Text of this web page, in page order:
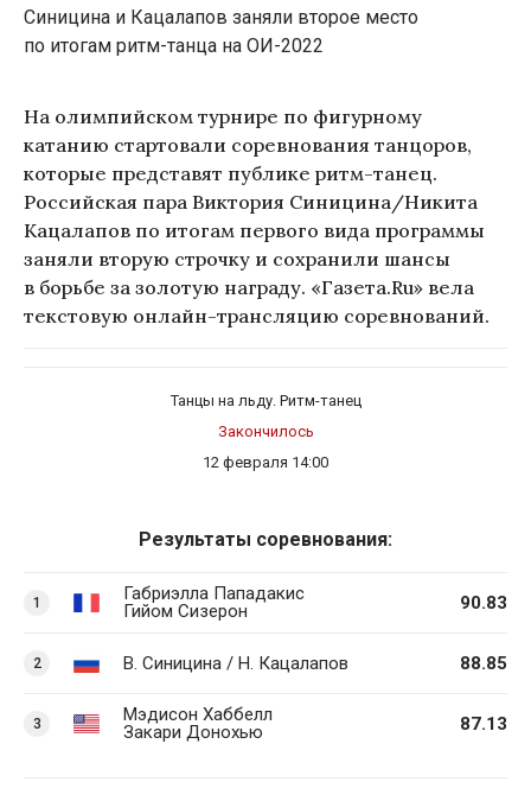
Синицина и Кацалапов заняли второе место
по итогам ритм-танца на ОИ-2022
На олимпийском турнире по фигурному
катанию стартовали соревнования танцоров,
которые представят публике ритм-танец.
Российская пара Виктория Синицина/Никита
Кацалапов по итогам первого вида программы
заняли вторую строчку и сохранили шансы
в борьбе за золотую награду. «Газета.Ru» вела
текстовую онлайн-трансляцию соревнований.
Танцы на льду. Ритм-танец
Закончилось
12 февраля 14:00
Результаты соревнования:
1
Габриэлла Пападакис
Гийом Сизерон
90.83
2 В. Синицина / Н. Кацалапов 88.85
3
Мэдисон Хаббелл
Закари Донохью
87.13